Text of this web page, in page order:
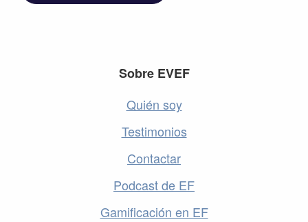
Sobre EVEF
Quién soy
Testimonios
Contactar
Podcast de EF
Gamificación en EF